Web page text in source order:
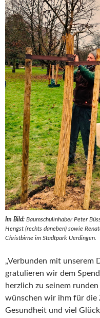
Im Bild: Baumschulinhaber Peter
Hengst (rechts daneben) sowie
Christbirne im Stadtpark Uerdingen.
„Verbunden mit unserem
gratulieren wir dem
herzlich zu seinem
wünschen wir ihm für die
Gesundheit und viel